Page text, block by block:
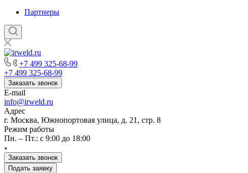
Партнеры
+7 499 325-68-99
+7 499 325-68-99
Заказать звонок
E-mail
info@irweld.ru
Адрес
г. Москва, Южнопортовая улица, д. 21, стр. 8
Режим работы
Пн. – Пт.: с 9:00 до 18:00
Заказать звонок
Подать заявку